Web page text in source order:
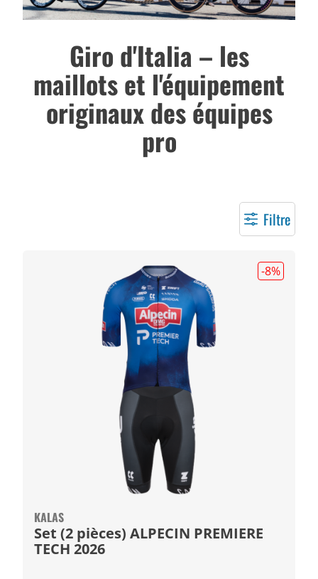
Giro d'Italia – les
maillots et l'équipement
originaux des équipes
pro
Filtre
-8%
KALAS
Set (2 pièces) ALPECIN PREMIERE
TECH 2026